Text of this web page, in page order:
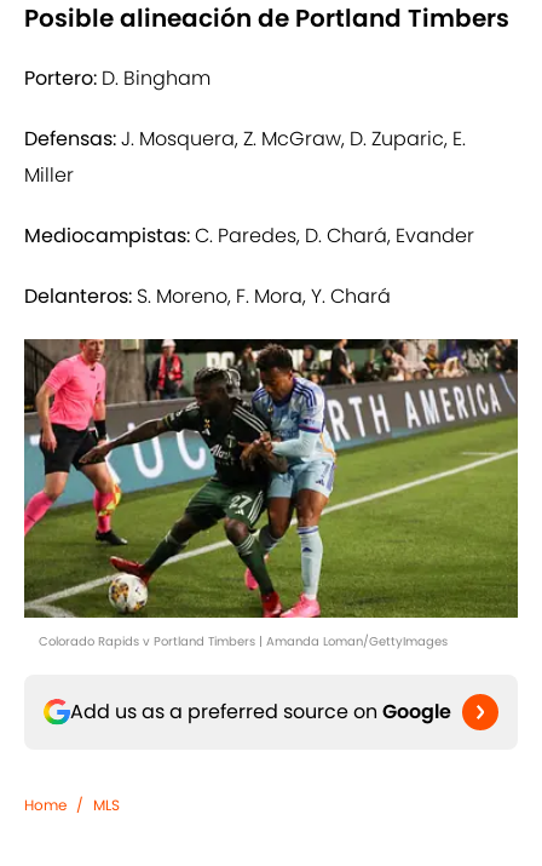
Posible alineación de Portland Timbers
Portero: D. Bingham
Defensas:J. Mosquera, Z. McGraw, D. Zuparic, E.
Miller
Mediocampistas:C. Paredes, D. Chará, Evander
Delanteros: S. Moreno, F. Mora, Y. Chará
Colorado Rapids v Portland Timbers | Amanda Loman/GettyImages
Add us as a preferred source on Google
Home / MLS